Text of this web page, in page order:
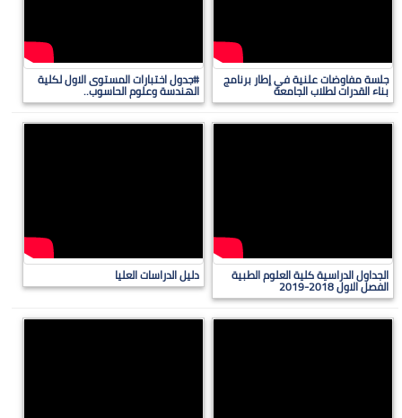
جلسة مفاوضات علنية في إطار برنامج
بناء القدرات لطلاب الجامعة
#جدول اختبارات المستوى الاول لكلية
الهندسة وعلوم الحاسوب..
الجداول الدراسية كلية العلوم الطبية
الفصل الاول 2018-2019
دليل الدراسات العليا